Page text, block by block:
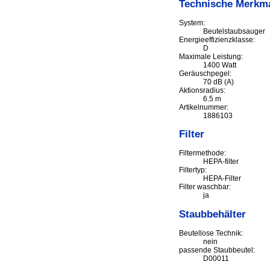
Technische
System:
Beutelstaubsauger
Energieeffizienzklasse:
D
Maximale Leistung:
1400 Watt
Geräuschpegel:
70 dB (A)
Aktionsradius:
6.5 m
Artikelnummer:
1886103
Filter
Filtermethode:
HEPA-filter
Filtertyp:
HEPA-Filter
Filter waschbar:
ja
Staubbehälter
Beutellose Technik:
nein
passende Staubbeutel:
D00011